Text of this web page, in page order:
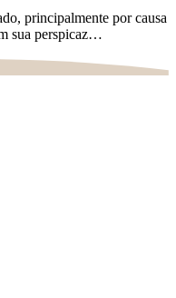
principalmente por causa
sua perspicaz…